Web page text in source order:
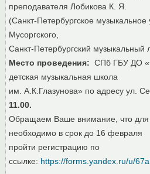
преподавателя Лобикова К. Я.
(Санкт-Петербургское
Мусоргского,
Санкт-Петербургский музыкальный
Место проведения: СПб ГБУ ДО
детская музыкальная школа
им. А.К.Глазунова» по адресу ул.
11.00.
Обращаем Ваше внимание, что
необходимо в срок до 16 февраля
пройти регистрацию по
ссылке: https://forms.yandex.ru/u/